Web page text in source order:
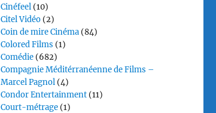
Cinéfeel (10)
Citel Vidéo (2)
Coin de mire Cinéma (84)
Colored Films (1)
Comédie (682)
Compagnie Méditérranéenne de Films –
Marcel Pagnol (4)
Condor Entertainment (11)
Court-métrage (1)